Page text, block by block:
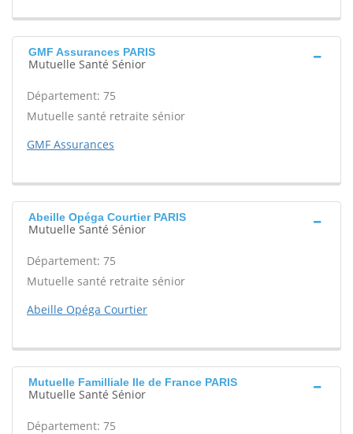
GMF Assurances PARIS
Mutuelle Santé Sénior
Département: 75
Mutuelle santé retraite sénior
GMF Assurances
Abeille Opéga Courtier PARIS
Mutuelle Santé Sénior
Département: 75
Mutuelle santé retraite sénior
Abeille Opéga Courtier
Mutuelle Familliale Ile de France PARIS
Mutuelle Santé Sénior
Département: 75